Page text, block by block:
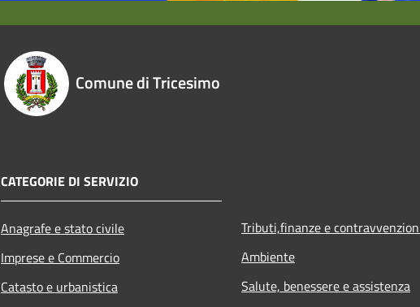
Comune di Tricesimo
CATEGORIE DI SERVIZIO
Anagrafe e stato civile
Imprese e Commercio
Catasto e urbanistica
Tributi,finanze e
Ambiente
Salute, benessere e assistenza